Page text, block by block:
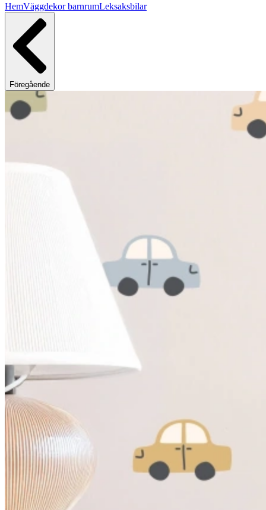
HemVäggdekor barnrumLeksaksbilar
Föregående